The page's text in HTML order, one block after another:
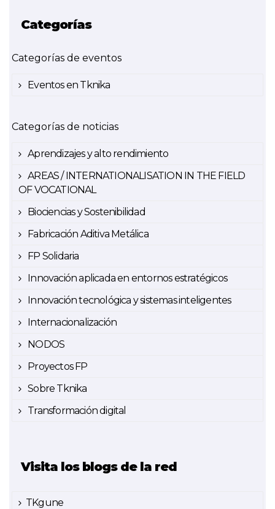
Categorías
Categorías de eventos
Eventos en Tknika
Categorías de noticias
Aprendizajes y alto rendimiento
AREAS / INTERNATIONALISATION IN THE FIELD
OF VOCATIONAL
Biociencias y Sostenibilidad
Fabricación Aditiva Metálica
FP Solidaria
Innovación aplicada en entornos estratégicos
Innovación tecnológica y sistemas inteligentes
Internacionalización
NODOS
Proyectos FP
Sobre Tknika
Transformación digital
Visita los blogs de la red
TKgune